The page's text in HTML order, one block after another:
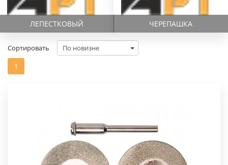
ЛЕПЕCТКОВЫЙ ЧЕРЕПАШКА
1
Сортировать